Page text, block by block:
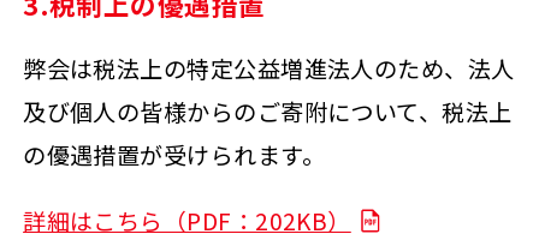
弊会は税法上の特定公益増進法人のため、法人
及び個人の皆様からのご寄附について、税法上
の優遇措置が受けられます。
詳細はこちら（PDF：202KB）